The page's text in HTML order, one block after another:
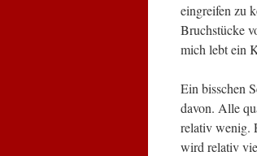
eingreifen zu
Bruchstücke
mich lebt ein
Ein bisschen
davon. Alle
relativ wenig.
wird relativ